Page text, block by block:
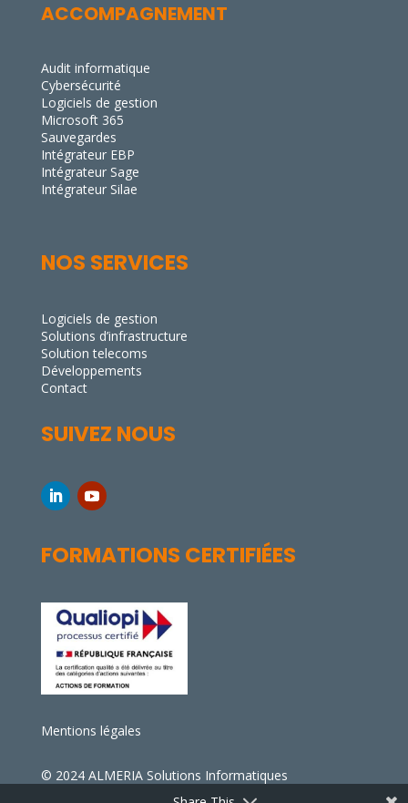
ACCOMPAGNEMENT
Audit informatique
Cybersécurité
Logiciels de gestion
Microsoft 365
Sauvegardes
Intégrateur EBP
Intégrateur Sage
Intégrateur Silae
NOS SERVICES
Logiciels de gestion
Solutions d’infrastructure
Solution telecoms
Développements
Contact
SUIVEZ NOUS
FORMATIONS CERTIFIÉES
Mentions légales
© 2024 ALMERIA Solutions Informatiques